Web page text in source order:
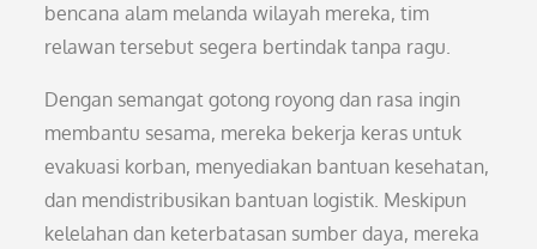
bencana alam melanda wilayah mereka, tim
relawan tersebut segera bertindak tanpa ragu.
Dengan semangat gotong royong dan rasa ingin
membantu sesama, mereka bekerja keras untuk
evakuasi korban, menyediakan bantuan kesehatan,
dan mendistribusikan bantuan logistik. Meskipun
kelelahan dan keterbatasan sumber daya, mereka